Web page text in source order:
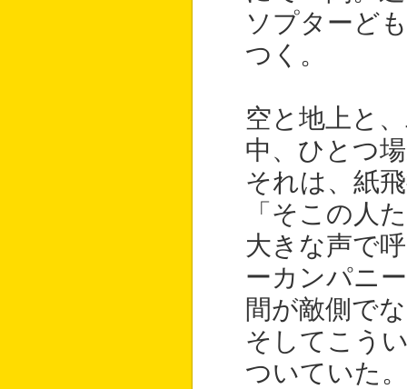
ソプターど
つく。
空と地上と
中、ひとつ
それは、紙
「そこの人
大きな声で
ーカンパニ
間が敵側で
そしてこう
ついていた。